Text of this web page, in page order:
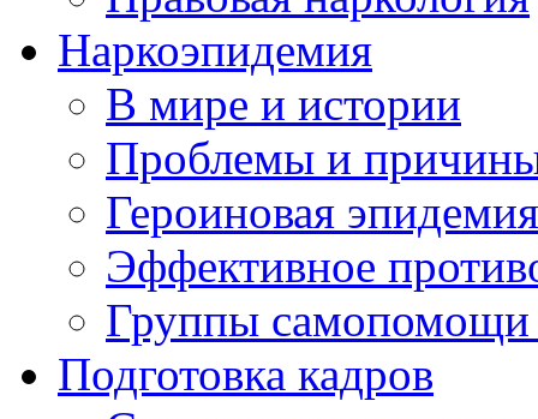
Наркоэпидемия
В мире и истории
Проблемы и
Героиновая эпидемия
Эффективное
Группы самопомощи
Подготовка кадров